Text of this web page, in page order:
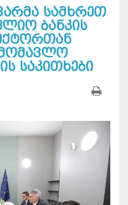
სამხრეთ
ბანკის
საკითხები